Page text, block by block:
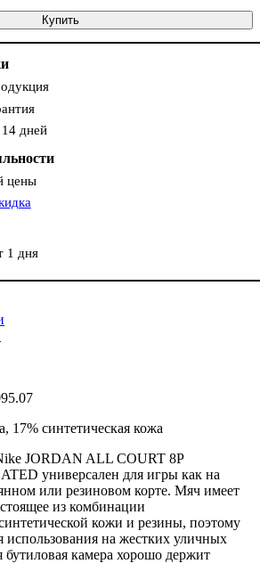
Купить
дней
цены
1 дня
17% синтетическая кожа
JORDAN ALL COURT 8P
универсален для игры как на
или резиновом корте. Мяч имеет
из комбинации
кожи и резины, поэтому
использования на жестких уличных
камера хорошо держит